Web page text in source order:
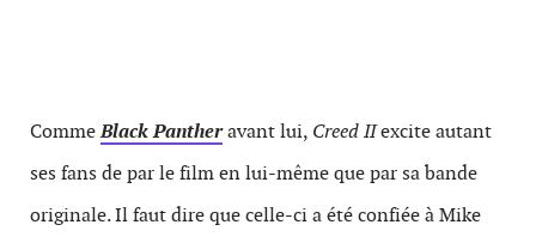
CommeBlack Pantheravant lui, Creed IIexcite autant
ses fans de par le film en lui-même que par sa bande
originale. Il faut dire que celle-ci a été confiée à Mike